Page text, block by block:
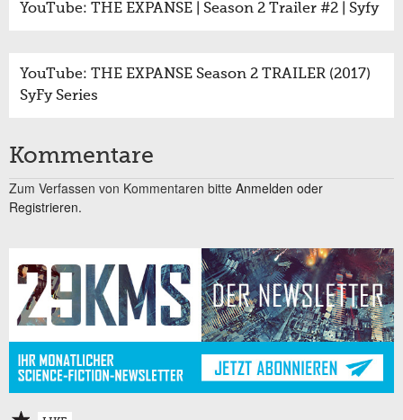
YouTube: THE EXPANSE | Season 2 Trailer #2 | Syfy
YouTube: THE EXPANSE Season 2 TRAILER (2017)
SyFy Series
Kommentare
Zum Verfassen von Kommentaren bitte Anmelden oder
Registrieren.